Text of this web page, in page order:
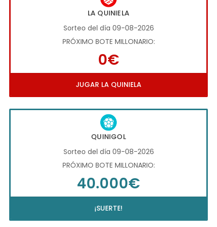
LA QUINIELA
Sorteo del día 09-08-2026
PRÓXIMO BOTE MILLONARIO:
0€
JUGAR LA QUINIELA
QUINIGOL
Sorteo del día 09-08-2026
PRÓXIMO BOTE MILLONARIO:
40.000€
¡SUERTE!